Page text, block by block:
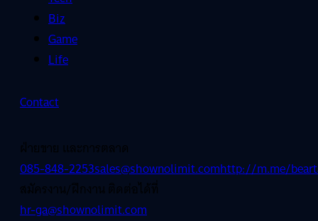
Biz
Game
Life
Contact
ฝ่ายขาย และการตลาด
085-848-2253sales@shownolimit.comhttp://m.me/
สมัครงาน/ฝึกงาน ติดต่อได้ที่
hr-ga@shownolimit.com